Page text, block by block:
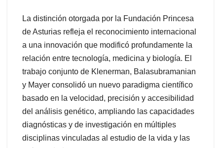
La distinción otorgada por la Fundación Princesa
de Asturias refleja el reconocimiento internacional
a una innovación que modificó profundamente la
relación entre tecnología, medicina y biología. El
trabajo conjunto de Klenerman, Balasubramanian
y Mayer consolidó un nuevo paradigma científico
basado en la velocidad, precisión y accesibilidad
del análisis genético, ampliando las capacidades
diagnósticas y de investigación en múltiples
disciplinas vinculadas al estudio de la vida y las